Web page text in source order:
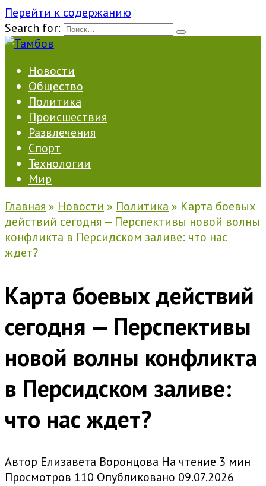
Перейти к содержанию
Search for:
Новости
Общество
Политика
Происшествия
Развлечения
Спорт
Технологии
Мир
Главная » Новости » Политика » Карта боевых
действий сегодня — Перспективы новой волны
конфликта в Персидском заливе: что нас
ждет?
Карта боевых действий
сегодня — Перспективы
новой волны конфликта
в Персидском заливе:
что нас ждет?
Автор Елизавета Воронцова На чтение 3 мин
Просмотров 110 Опубликовано 09.07.2026